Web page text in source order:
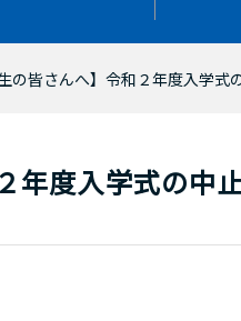
生の皆さんへ】令和２年度入学
年度入学式の中